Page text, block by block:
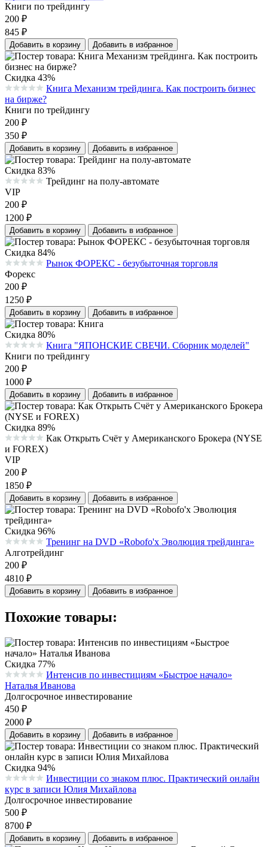
Книги по трейдингу
200 ₽
845 ₽
Добавить в корзину Добавить в избранное
Скидка 43%
Средняя оценка 0.0 из 5 на основании 0 голосов
Книга Механизм трейдинга. Как построить бизнес
на бирже?
Книги по трейдингу
200 ₽
350 ₽
Добавить в корзину Добавить в избранное
Скидка 83%
Средняя оценка 0.0 из 5 на основании 0 голосов
Трейдинг на полу-автомате
VIP
200 ₽
1200 ₽
Добавить в корзину Добавить в избранное
Скидка 84%
Средняя оценка 0.0 из 5 на основании 0 голосов
Рынок ФОРЕКС - безубыточная торговля
Форекс
200 ₽
1250 ₽
Добавить в корзину Добавить в избранное
Скидка 80%
Средняя оценка 0.0 из 5 на основании 0 голосов
Книга "ЯПОНСКИЕ СВЕЧИ. Сборник моделей"
Книги по трейдингу
200 ₽
1000 ₽
Добавить в корзину Добавить в избранное
Скидка 89%
Средняя оценка 0.0 из 5 на основании 0 голосов
Как Открыть Счёт у Американского Брокера (NYSE
и FOREX)
VIP
200 ₽
1850 ₽
Добавить в корзину Добавить в избранное
Скидка 96%
Средняя оценка 0.0 из 5 на основании 0 голосов
Тренинг на DVD «Robofo'x Эволюция трейдинга»
Алготрейдинг
200 ₽
4810 ₽
Добавить в корзину Добавить в избранное
Похожие товары:
Скидка 77%
Средняя оценка 0.0 из 5 на основании 0 голосов
Интенсив по инвестициям «Быстрое начало»
Наталья Иванова
Долгосрочное инвестирование
450 ₽
2000 ₽
Добавить в корзину Добавить в избранное
Скидка 94%
Средняя оценка 0.0 из 5 на основании 0 голосов
Инвестиции со знаком плюс. Практический онлайн
курс в записи Юлия Михайлова
Долгосрочное инвестирование
500 ₽
8700 ₽
Добавить в корзину Добавить в избранное